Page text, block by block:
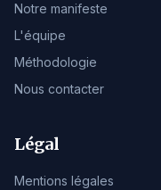
Notre manifeste
L'équipe
Méthodologie
Nous contacter
Légal
Mentions légales